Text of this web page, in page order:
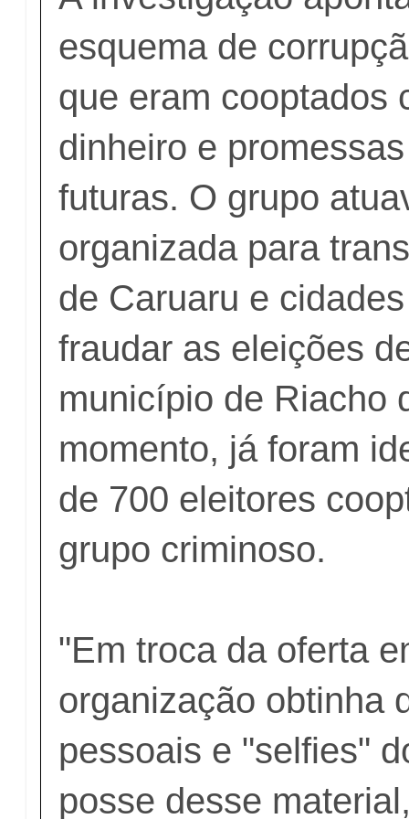
esquema de
que eram cooptados
dinheiro e
futuras. O grupo
organizada para
de Caruaru e
fraudar as eleições
município de Riacho
momento, já foram
de 700 eleitores
grupo criminoso.
"Em troca da oferta
organização obtinha
pessoais e "selfies"
posse desse